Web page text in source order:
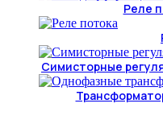
Реле
Симисторные